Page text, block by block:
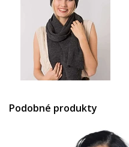
Podobné produkty